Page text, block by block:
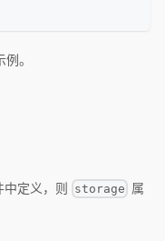
。
定义，则 storage 属